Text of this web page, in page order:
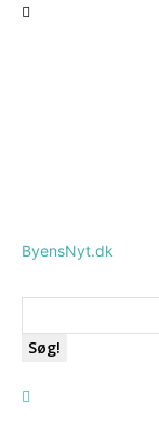
ByensNyt.dk
Søg!